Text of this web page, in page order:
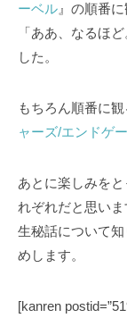
ーベル 』の順番
「ああ、なるほ
した。
もちろん順番に
ャーズ/エンドゲ
あとに楽しみを
れぞれだと思い
生秘話について
めします。
[kanren